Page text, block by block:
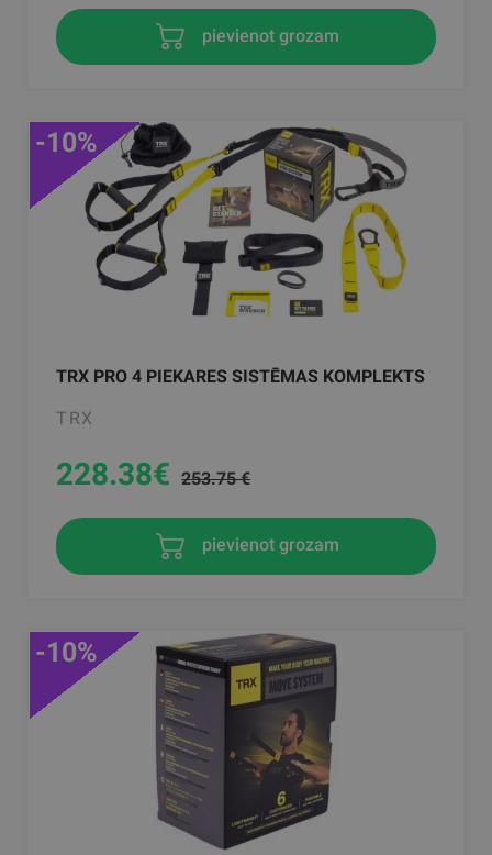
pievienot grozam
TRX PRO 4 PIEKARES SISTĒMAS KOMPLEKTS
TRX
-10%
228.38€ 253.75 €
pievienot grozam
-10%